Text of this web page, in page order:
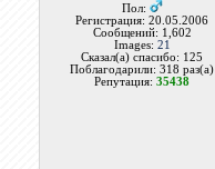
Пол:
Регистрация: 20.05.2006
Сообщений: 1,602
Images: 21
Сказал(а) спасибо: 125
Поблагодарили: 318 раз(а)
Репутация:35438